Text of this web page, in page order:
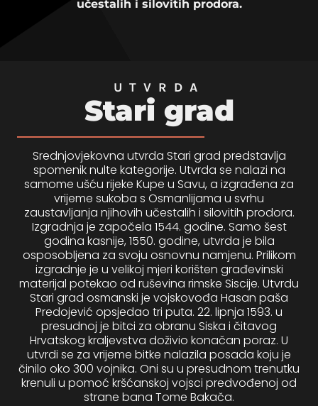
učestalih i silovitih prodora.
UTVRDA
Stari grad
Srednjovjekovna utvrda Stari grad predstavlja
spomenik nulte kategorije. Utvrda se nalazi na
samome ušću rijeke Kupe u Savu, a izgrađena za
vrijeme sukoba s Osmanlijama u svrhu
zaustavljanja njihovih učestalih i silovitih prodora.
Izgradnja je započela 1544. godine. Samo šest
godina kasnije, 1550. godine, utvrda je bila
osposobljena za svoju osnovnu namjenu. Prilikom
izgradnje je u velikoj mjeri korišten građevinski
materijal potekao od ruševina rimske Siscije. Utvrdu
Stari grad osmanski je vojskovođa Hasan paša
Predojević opsjedao tri puta. 22. lipnja 1593. u
presudnoj je bitci za obranu Siska i čitavog
Hrvatskog kraljevstva doživio konačan poraz. U
utvrdi se za vrijeme bitke nalazila posada koju je
činilo oko 300 vojnika. Oni su u presudnom trenutku
krenuli u pomoć kršćanskoj vojsci predvođenoj od
strane bana Tome Bakača.